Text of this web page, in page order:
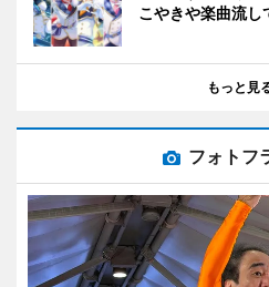
こやきや楽曲流し
もっと見
フォトフ